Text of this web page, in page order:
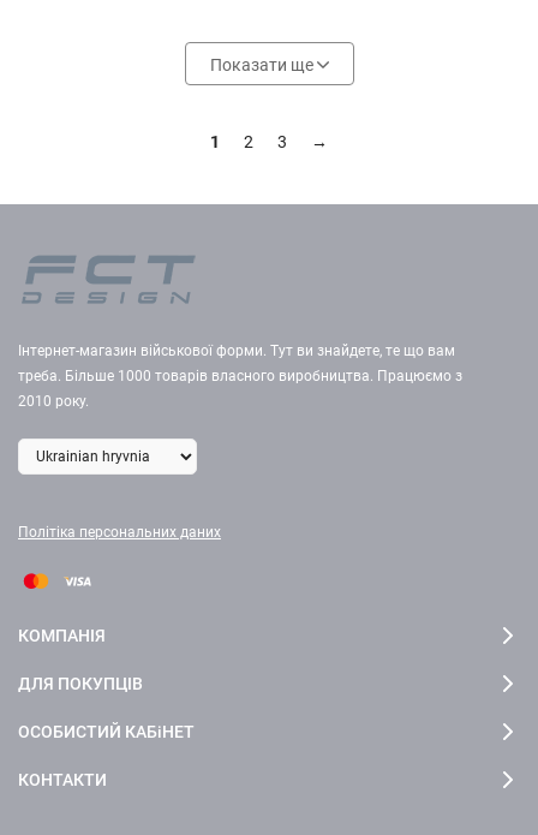
Показати ще
1 2 3 →
Інтернет-магазин військової форми. Тут ви знайдете, те що вам
треба. Більше 1000 товарів власного виробництва. Працюємо з
2010 року.
Політіка персональних даних
КОМПАНІЯ
ДЛЯ ПОКУПЦІВ
ОСОБИСТИЙ КАБіНЕТ
КОНТАКТИ